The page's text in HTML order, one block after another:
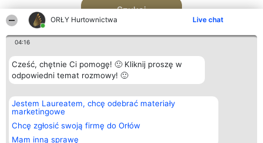
ORŁY Hurtownictwa Live chat
04:16
Cześć, chętnie Ci pomogę! 🙂 Kliknij proszę w
odpowiedni temat rozmowy! 🙂
Jestem Laureatem, chcę odebrać materiały
marketingowe
Chcę zgłosić swoją firmę do Orłów
Mam inną sprawę
Szukaj
Organizator plebiscytu
Bright Side Solutions sp. z o.
o. sp. k.
ul. Ruska 22
Wrocław 50-079
KRS 0000749100 | Regon
Plebiscyt
Laureaci
wszystkich
Laureatów
Kontakt
Kontakt